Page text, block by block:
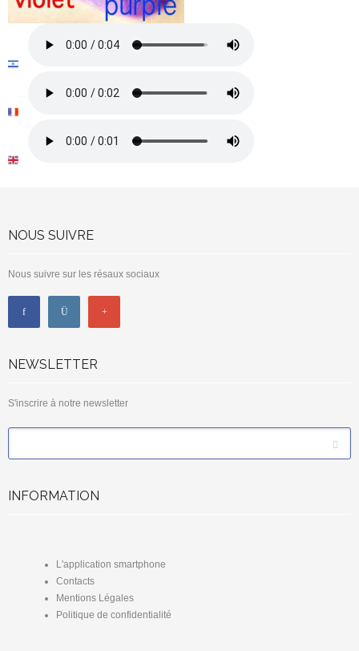
NOUS SUIVRE
Nous suivre sur les résaux sociaux
NEWSLETTER
S'inscrire à notre newsletter
INFORMATION
L'application smartphone
Contacts
Mentions Légales
Politique de confidentialité